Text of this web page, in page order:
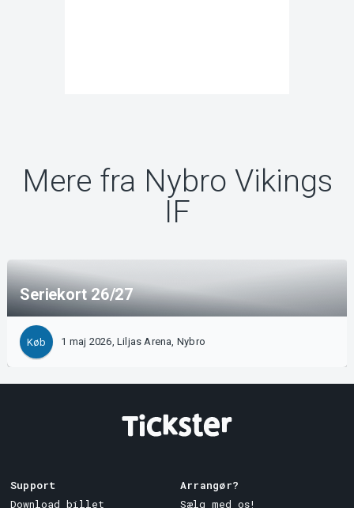
Mere fra Nybro Vikings
IF
Seriekort 26/27
Køb 1 maj 2026, Liljas Arena, Nybro
Support
Download billet
Arrangør?
Sælg med os!